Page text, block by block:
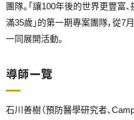
團隊。「讓100年後的世界更豐富
滿35歲」的第一期專案團隊，從7
一同展開活動。
導師一覽
石川善樹（預防醫學研究者、